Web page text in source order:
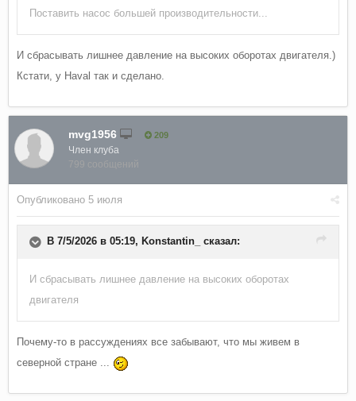
Поставить насос большей производительности...
И сбрасывать лишнее давление на высоких оборотах двигателя.)
Кстати, у Haval так и сделано.
mvg1956 209
Член клуба
799 сообщений
Опубликовано 5 июля
В 7/5/2026 в 05:19, Konstantin_ сказал:
И сбрасывать лишнее давление на высоких оборотах
двигателя
Почему-то в рассуждениях все забывают, что мы живем в
северной стране ...